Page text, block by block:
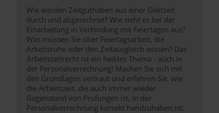
Wie werden Zeitguthaben aus einer Gleitzeit
durch und abgerechnet? Wie sieht es bei der
Einarbeitung in Verbindung mit Feiertagen aus?
Was müssen Sie über Feiertagsarbeit, die
Arbeitsruhe oder den Zeitausgleich wissen? Das
Arbeitszeitrecht ist ein heikles Thema - auch in
der Personalverrechnung! Machen Sie sich mit
den Grundlagen vertraut und erfahren Sie, wie
die Arbeitszeit, die auch immer wieder
Gegenstand von Prüfungen ist, in der
Personalverrechnung korrekt handzuhaben ist.